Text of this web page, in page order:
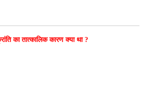
का तात्कालिक कारण क्या था ?